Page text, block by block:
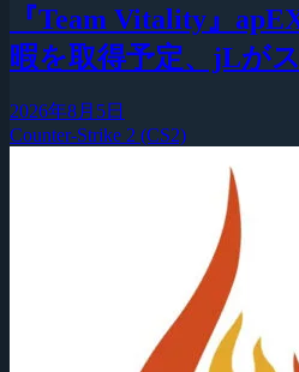
『Team Vitality』
暇を取得予定、jLが
2026年8月5日
Counter-Strike 2 (CS2)